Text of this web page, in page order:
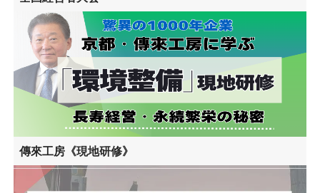
ご相談・お見積
傳來工房《現地研修》